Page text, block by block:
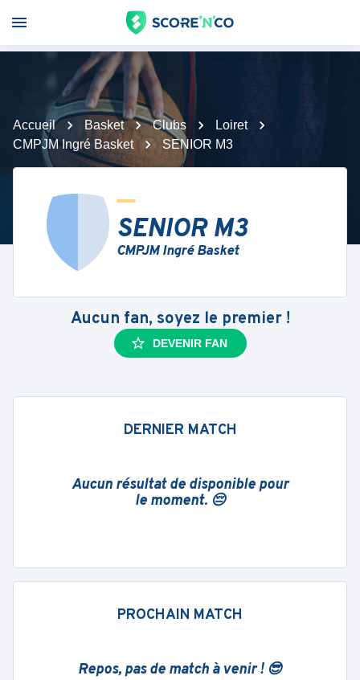
Accueil Basket Clubs
Loiret
CMPJM Ingré Basket
SENIOR M3
SENIOR M3
CMPJM Ingré Basket
Aucun fan, soyez le premier !
DEVENIR FAN
DERNIER MATCH
Aucun résultat de disponible pour
le moment. 😔
PROCHAIN MATCH
Repos, pas de match à venir ! 😎